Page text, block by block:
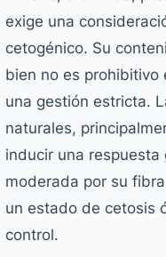
exige una
cetogénico. Su
bien no es prohibitivo
una gestión estricta.
naturales,
inducir una respuesta
moderada por su
un estado de cetosis
control.